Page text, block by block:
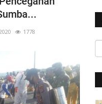
1778